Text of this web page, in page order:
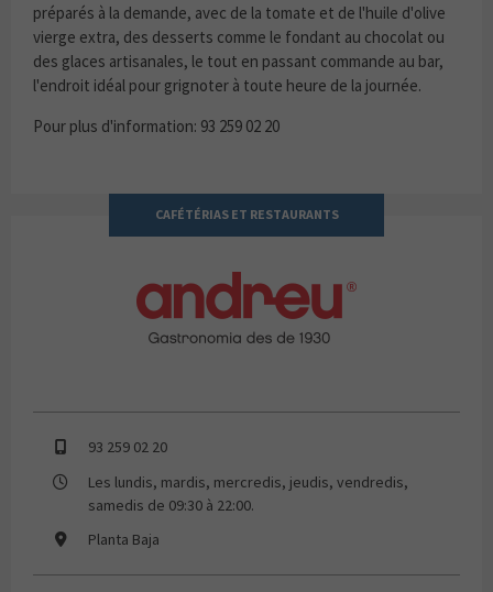
préparés à la demande, avec de la tomate et de l'huile d'olive
vierge extra, des desserts comme le fondant au chocolat ou
des glaces artisanales, le tout en passant commande au bar,
l'endroit idéal pour grignoter à toute heure de la journée.
Pour plus d'information: 93 259 02 20
CAFÉTÉRIAS ET RESTAURANTS
ANDREU
93 259 02 20
Les lundis, mardis, mercredis, jeudis, vendredis,
samedis de 09:30 à 22:00.
Planta Baja